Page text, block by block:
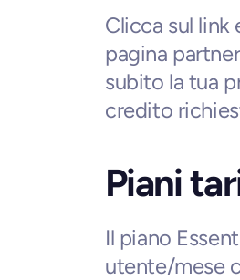
Clicca sul link
pagina
subito la tua
credito
Piani
Il piano
utente/mese